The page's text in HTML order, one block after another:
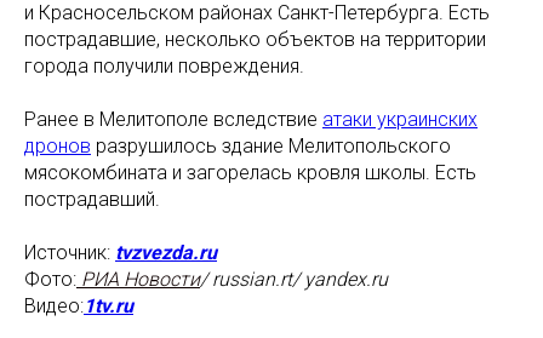
и Красносельском районах Санкт-Петербурга. Есть
пострадавшие, несколько объектов на территории
города получили повреждения.
Ранее в Мелитополе вследствие атаки украинских
дронов разрушилось здание Мелитопольского
мясокомбината и загорелась кровля школы. Есть
пострадавший.
Источник: tvzvezda.ru
Фото: РИА Новости/ russian.rt/ yandex.ru
Видео:1tv.ru